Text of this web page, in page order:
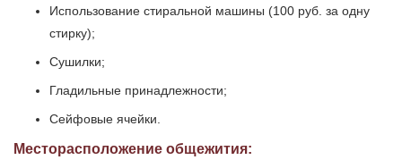
Использование стиральной машины (100 руб. за одну
стирку);
Сушилки;
Гладильные принадлежности;
Сейфовые ячейки.
Месторасположение общежития: